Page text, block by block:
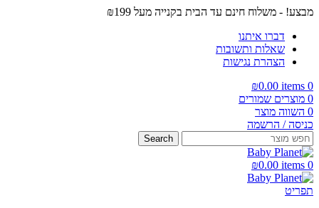
מבצע! - משלוח חינם עד הבית בקנייה מעל ₪199
דברו איתנו
שאלות ותשובות
הצהרת נגישות
0
items
₪0.00
0 מוצרים שמורים
0 השווה מוצר
כניסה / הרשמה
Search
0
items
₪0.00
תפריט